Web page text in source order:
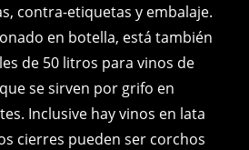
contra-etiquetas y embalaje.
en botella, está también
de 50 litros para vinos de
se sirven por grifo en
Inclusive hay vinos en lata
cierres pueden ser corchos